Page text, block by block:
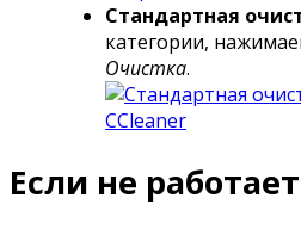
Стандартная
категории,
Очистка.
Если не работает